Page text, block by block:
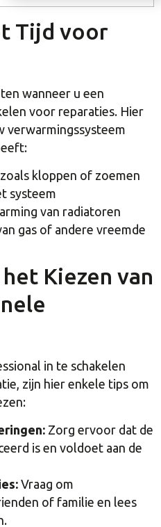
Tijd voor
wanneer u een
voor reparaties. Hier
verwarmingssysteem
kloppen of zoemen
systeem
van radiatoren
gas of andere vreemde
Kiezen van
in te schakelen
zijn hier enkele tips om
Zorg ervoor dat de
is en voldoet aan de
Vraag om
of familie en lees